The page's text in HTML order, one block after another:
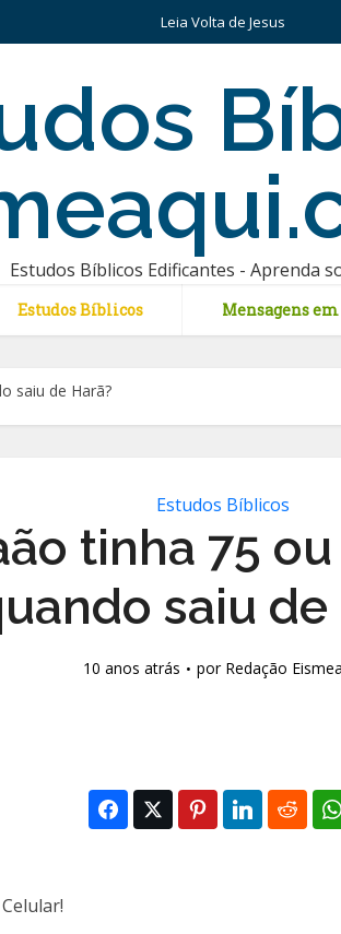
Leia Volta de Jesus
Estudos Bíblicos Edificantes - Aprenda
Estudos Bíblicos Mensagens
saiu de Harã?
Estudos Bíblicos
tinha 75 ou
saiu de
10 anos atrás por Redação